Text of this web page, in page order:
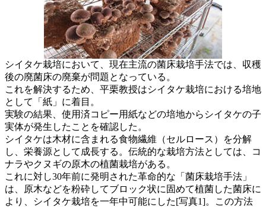
シイタケ栽培において、現在主流の菌床栽培手法では、収穫
後の廃菌床の廃棄が問題となっている。
これを解決するため、平栗教授はシイタケ栽培における培地
として「紙」に着目。
実験の結果、使用済コピー用紙などの培地からシイタケの子
実体が発生したことを確認した。
シイタケは木材に含まれる食物繊維（セルロース）を分解
し、栄養源として成長する。伝統的な栽培方法としては、コ
ナラやクヌギの原木の植菌栽培がある。
これに対し30年前に発明された革命的な「菌床栽培手法」
は、原木などを粉砕してブロック状に固めて植菌した菌床に
より、シイタケ栽培を一年中可能にした[写真1]。この方法